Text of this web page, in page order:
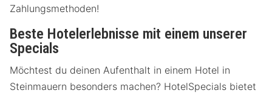
Zahlungsmethoden!
Beste Hotelerlebnisse mit einem unserer
Specials
Möchtest du deinen Aufenthalt in einem Hotel in
Steinmauern besonders machen? HotelSpecials bietet